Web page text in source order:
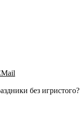
без игристого?